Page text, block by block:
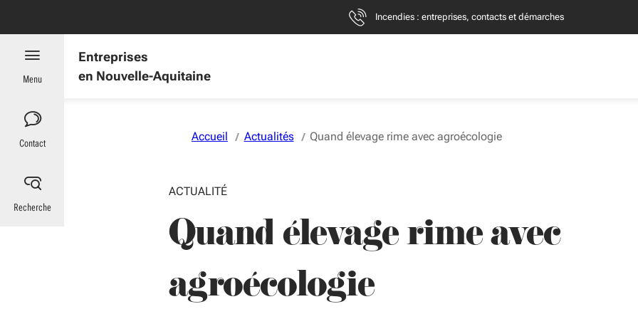
Incendies : entreprises, contacts et démarches
Entreprises
en Nouvelle-Aquitaine
Menu
Contact
Recherche
Accueil Actualités Quand élevage rime avec agroécologie
ACTUALITÉ
Quand élevage rime avec
agroécologie